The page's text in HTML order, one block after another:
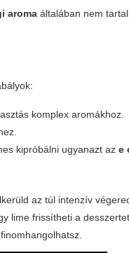
aroma általában nem
komplex aromákhoz.
kipróbálni ugyanazt aze
az túl intenzív
lime frissítheti a desszertet.